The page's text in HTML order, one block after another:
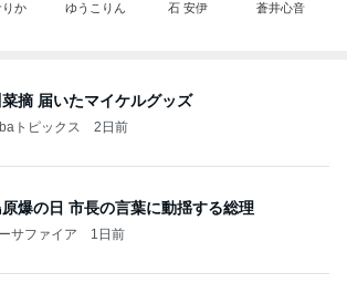
りか ゆうこりん 石 安伊 蒼井心音
摘 届いたマイケルグッズ
トピックス 2日前
原爆の日 市長の言葉に動揺する総理
サファイア 1日前